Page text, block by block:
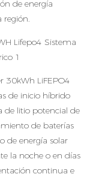
de energía
región.
30kWh LiFEPO4
de inicio híbrido
de litio potencial de
de baterías
de energía solar
la noche o en días
continua e